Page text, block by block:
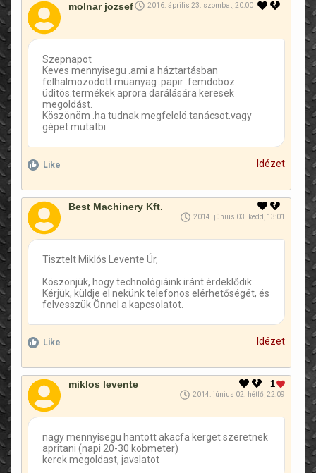
molnar jozsef 2016. április 23. szombat, 20:00
Szepnapot
Keves mennyisegu .ami a háztartásban
felhalmozodott.müanyag .papir .femdoboz
üditös.termékek aprora darálására keresek
megoldást.
Köszönöm .ha tudnak megfelelö.tanácsot.vagy
gépet mutatbi
Like Idézet
Best Machinery Kft.
2014. június 03. kedd, 13:01
Tisztelt Miklós Levente Úr,
Köszönjük, hogy technológiáink iránt érdeklődik.
Kérjük, küldje el nekünk telefonos elérhetőségét, és
felvesszük Önnel a kapcsolatot.
Like Idézet
1
miklos levente
2014. június 02. hétfő, 22:09
nagy mennyisegu hantott akacfa kerget szeretnek
apritani (napi 20-30 kobmeter)
kerek megoldast, javslatot